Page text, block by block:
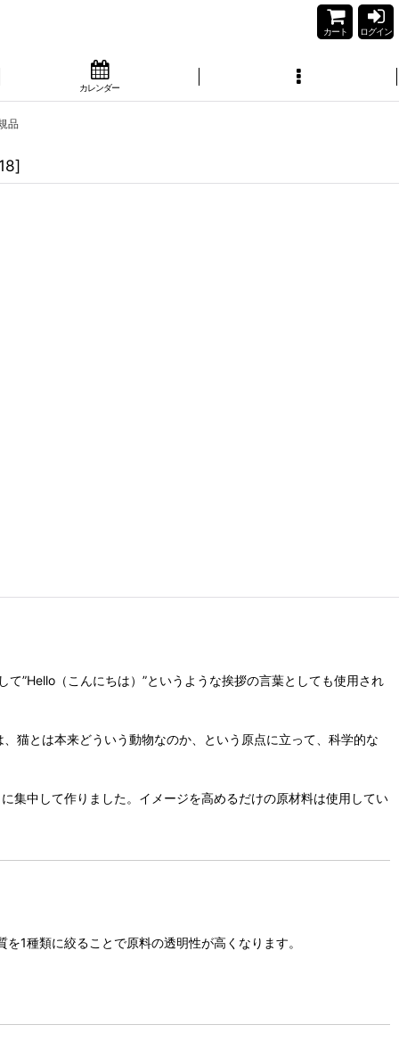
カート ログイン
カレンダー
品
]
”Hello（こんにちは）”というような挨拶の言葉としても使用され
猫とは本来どういう動物なのか、という原点に立って、科学的な
集中して作りました。イメージを高めるだけの原材料は使用してい
1種類に絞ることで原料の透明性が高くなります。